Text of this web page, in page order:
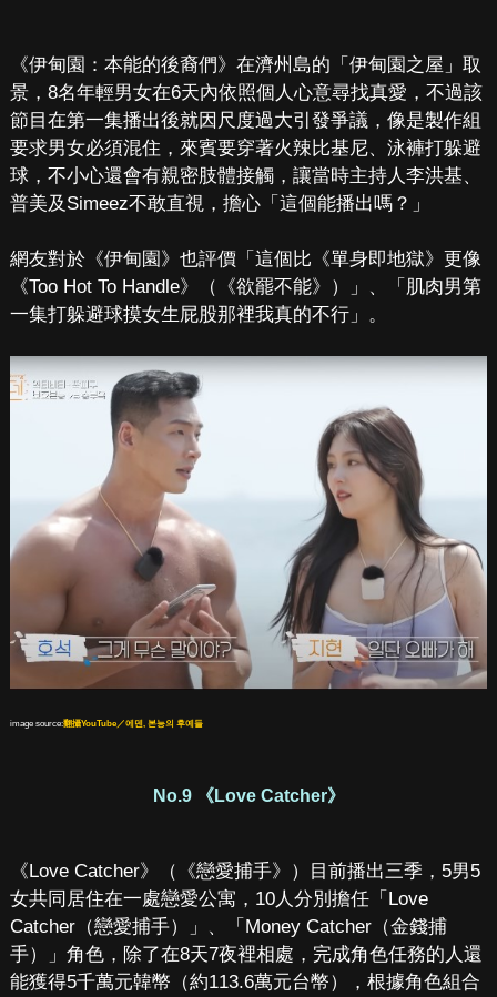
《伊甸園：本能的後裔們》在濟州島的「伊甸園之屋」取
景，8名年輕男女在6天內依照個人心意尋找真愛，不過該
節目在第一集播出後就因尺度過大引發爭議，像是製作組
要求男女必須混住，來賓要穿著火辣比基尼、泳褲打躲避
球，不小心還會有親密肢體接觸，讓當時主持人李洪基、
普美及Simeez不敢直視，擔心「這個能播出嗎？」
網友對於《伊甸園》也評價「這個比《單身即地獄》更像
《Too Hot To Handle》（《欲罷不能》）」、「肌肉男第
一集打躲避球摸女生屁股那裡我真的不行」。
image source:翻攝YouTube／에덴, 본능의 후예들
No.9 《Love Catcher》
《Love Catcher》（《戀愛捕手》）目前播出三季，5男5
女共同居住在一處戀愛公寓，10人分別擔任「Love
Catcher（戀愛捕手）」、「Money Catcher（金錢捕
手）」角色，除了在8天7夜裡相處，完成角色任務的人還
能獲得5千萬元韓幣（約113.6萬元台幣），根據角色組合